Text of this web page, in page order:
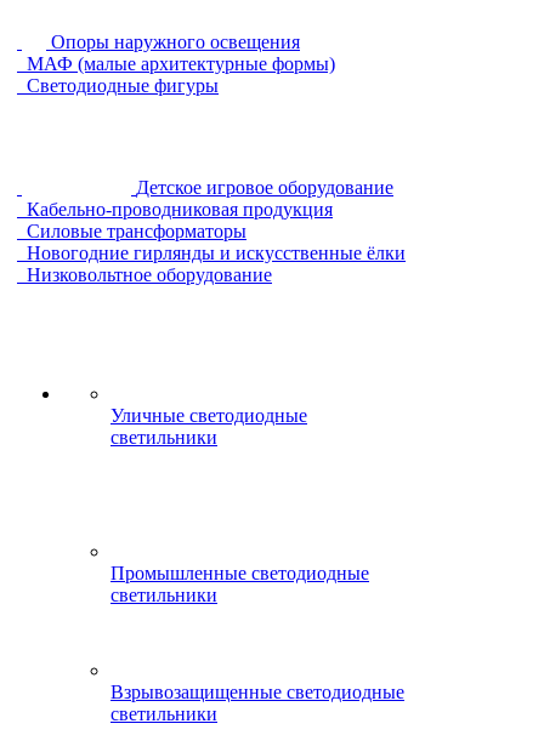
Опоры наружного освещения
МАФ (малые архитектурные формы)
Светодиодные фигуры
Детское игровое оборудование
Кабельно-проводниковая продукция
Силовые трансформаторы
Новогодние гирлянды и искусственные ёлки
Низковольтное оборудование
Уличные светодиодные
светильники
Промышленные светодиодные
светильники
Взрывозащищенные светодиодные
светильники